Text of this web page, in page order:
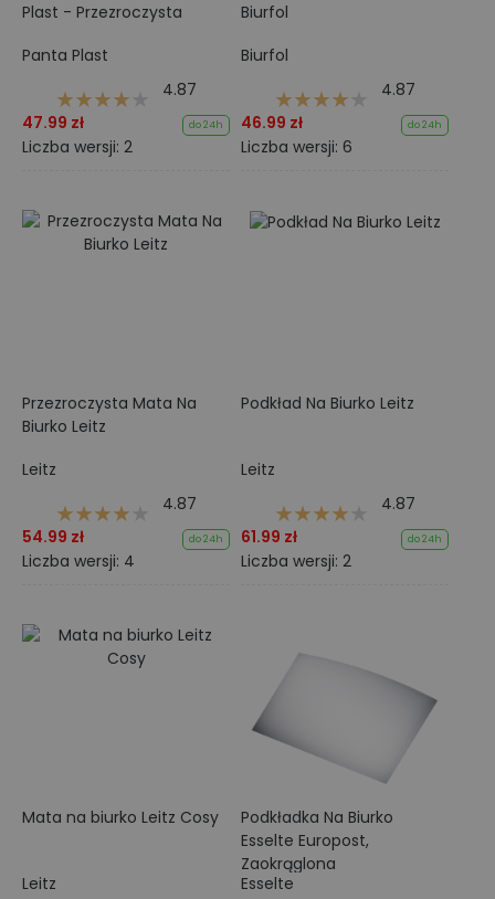
Plast - Przezroczysta
Panta Plast
4.87
47.99 zł
do 24h
Liczba wersji: 2
Biurfol
Biurfol
4.87
46.99 zł
do 24h
Liczba wersji: 6
Przezroczysta Mata Na
Biurko Leitz
Leitz
4.87
54.99 zł
do 24h
Liczba wersji: 4
Podkład Na Biurko Leitz
Leitz
4.87
61.99 zł
do 24h
Liczba wersji: 2
Mata na biurko Leitz Cosy
Leitz
Podkładka Na Biurko
Esselte Europost,
Zaokrąglona
Esselte